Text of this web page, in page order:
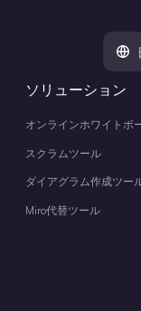
ソリューション
オンラインホワイトボ
スクラムツール
ダイアグラム作成ツー
Miro代替ツール